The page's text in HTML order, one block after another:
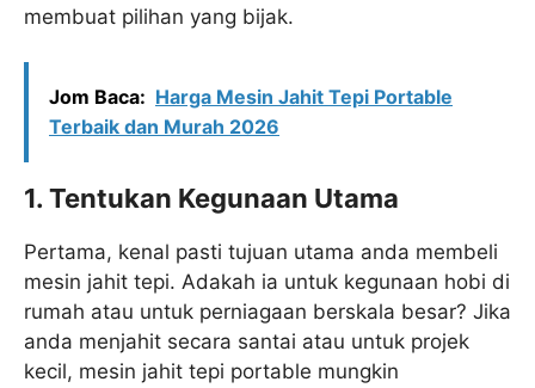
membuat pilihan yang bijak.
Jom Baca: Harga Mesin Jahit Tepi Portable
Terbaik dan Murah 2026
1. Tentukan Kegunaan Utama
Pertama, kenal pasti tujuan utama anda membeli
mesin jahit tepi. Adakah ia untuk kegunaan hobi di
rumah atau untuk perniagaan berskala besar? Jika
anda menjahit secara santai atau untuk projek
kecil, mesin jahit tepi portable mungkin